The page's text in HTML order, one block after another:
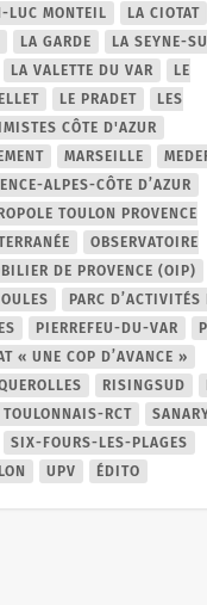
LUC MONTEIL
LA CIOTAT
LA GARDE
LA SEYNE-
LA VALETTE DU VAR
LE
LE PRADET
LES
CÔTE D'AZUR
MARSEILLE
ALPES-CÔTE D’AZUR
TOULON PROVENCE
OBSERVATOIRE
DE PROVENCE (OIP)
PARC D’ACTIVITÉS
PIERREFEU-DU-VAR
« UNE COP D’AVANCE »
RISINGSUD
TOULONNAIS-RCT
SIX-FOURS-LES-PLAGES
UPV ÉDITO